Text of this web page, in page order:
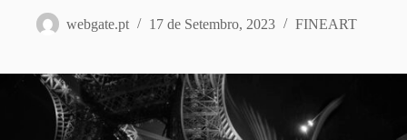
webgate.pt 17 de Setembro, 2023 FINEART